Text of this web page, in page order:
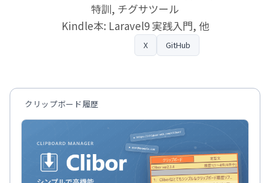
特訓, チグサツール
Kindle本: Laravel9 実践入門, 他
X GitHub
クリップボード履歴